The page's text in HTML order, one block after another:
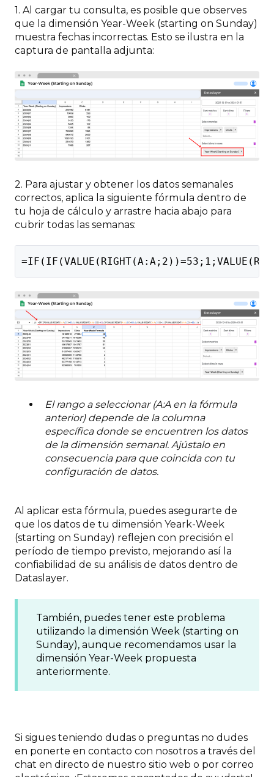
1. Al cargar tu consulta, es posible que observes
que la dimensión Year-Week (starting on Sunday)
muestra fechas incorrectas. Esto se ilustra en la
captura de pantalla adjunta:
2. Para ajustar y obtener los datos semanales
correctos, aplica la siguiente fórmula dentro de
tu hoja de cálculo y arrastre hacia abajo para
cubrir todas las semanas:
El rango a seleccionar (A:A en la fórmula
anterior) depende de la columna
específica donde se encuentren los datos
de la dimensión semanal. Ajústalo en
consecuencia para que coincida con tu
configuración de datos.
Al aplicar esta fórmula, puedes asegurarte de
que los datos de tu dimensión Yeark-Week
(starting on Sunday) reflejen con precisión el
período de tiempo previsto, mejorando así la
confiabilidad de su análisis de datos dentro de
Dataslayer.
También, puedes tener este problema
utilizando la dimensión Week (starting on
Sunday), aunque recomendamos usar la
dimensión Year-Week propuesta
anteriormente.
Si sigues teniendo dudas o preguntas no dudes
en ponerte en contacto con nosotros a través del
chat en directo de nuestro sitio web o por correo